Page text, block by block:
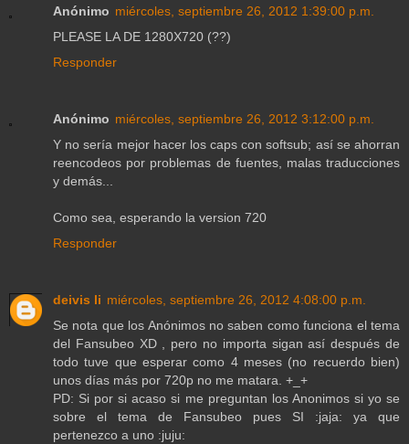
Anónimo miércoles, septiembre 26, 2012 1:39:00 p.m.
PLEASE LA DE 1280X720 (??)
Responder
Anónimo miércoles, septiembre 26, 2012 3:12:00 p.m.
Y no sería mejor hacer los caps con softsub; así se ahorran
reencodeos por problemas de fuentes, malas traducciones
y demás...
Como sea, esperando la version 720
Responder
deivis li miércoles, septiembre 26, 2012 4:08:00 p.m.
Se nota que los Anónimos no saben como funciona el tema
del Fansubeo XD , pero no importa sigan así después de
todo tuve que esperar como 4 meses (no recuerdo bien)
unos días más por 720p no me matara. +_+
PD: Si por si acaso si me preguntan los Anonimos si yo se
sobre el tema de Fansubeo pues SI :jaja: ya que
pertenezco a uno :juju: